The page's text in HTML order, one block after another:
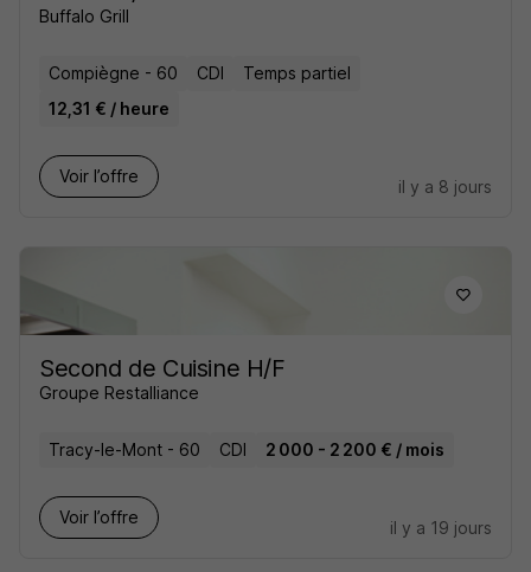
Buffalo Grill
Compiègne - 60 CDI
Temps partiel
12,31 € / heure
Voir l’offre
il y a 8 jours
Second de Cuisine H/F
Groupe Restalliance
Tracy-le-Mont - 60 CDI 2 000 - 2 200 € / mois
Voir l’offre
il y a 19 jours